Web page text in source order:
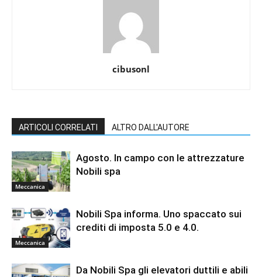
cibusonl
ARTICOLI CORRELATI ALTRO DALL'AUTORE
Meccanica
Agosto. In campo con le attrezzature
Nobili spa
Meccanica
Nobili Spa informa. Uno spaccato sui
crediti di imposta 5.0 e 4.0.
Da Nobili Spa gli elevatori duttili e abili